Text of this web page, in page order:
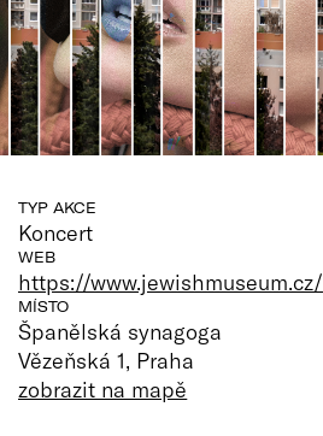
TYP AKCE
Koncert
WEB
https://www.jewishmuseum.cz/
MÍSTO
Španělská synagoga
Vězeňská 1, Praha
zobrazit na mapě